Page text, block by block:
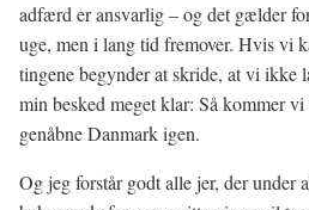
adfærd er ansvarlig – og det gælder
uge, men i lang tid fremover. Hvis vi
tingene begynder at skride, at vi ikke
min besked meget klar: Så kommer
genåbne Danmark igen.
Og jeg forstår godt alle jer, der under